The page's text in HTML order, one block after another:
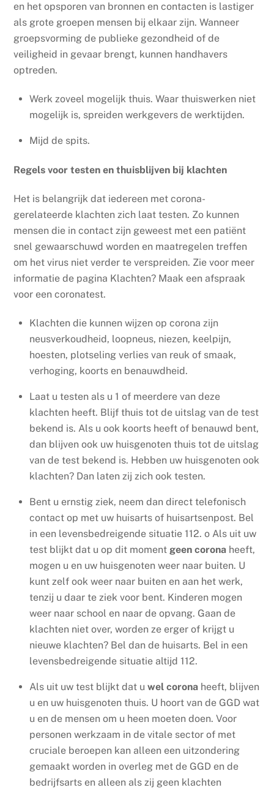
en het opsporen van bronnen en contacten is lastiger
als grote groepen mensen bij elkaar zijn. Wanneer
groepsvorming de publieke gezondheid of de
veiligheid in gevaar brengt, kunnen handhavers
optreden.
Werk zoveel mogelijk thuis. Waar thuiswerken niet
mogelijk is, spreiden werkgevers de werktijden.
Mijd de spits.
Regels voor testen en thuisblijven bij klachten
Het is belangrijk dat iedereen met corona-
gerelateerde klachten zich laat testen. Zo kunnen
mensen die in contact zijn geweest met een patiënt
snel gewaarschuwd worden en maatregelen treffen
om het virus niet verder te verspreiden. Zie voor meer
informatie de pagina Klachten? Maak een afspraak
voor een coronatest.
Klachten die kunnen wijzen op corona zijn
neusverkoudheid, loopneus, niezen, keelpijn,
hoesten, plotseling verlies van reuk of smaak,
verhoging, koorts en benauwdheid.
Laat u testen als u 1 of meerdere van deze
klachten heeft. Blijf thuis tot de uitslag van de test
bekend is. Als u ook koorts heeft of benauwd bent,
dan blijven ook uw huisgenoten thuis tot de uitslag
van de test bekend is. Hebben uw huisgenoten ook
klachten? Dan laten zij zich ook testen.
Bent u ernstig ziek, neem dan direct telefonisch
contact op met uw huisarts of huisartsenpost. Bel
in een levensbedreigende situatie 112. o Als uit uw
test blijkt dat u op dit moment geen corona heeft,
mogen u en uw huisgenoten weer naar buiten. U
kunt zelf ook weer naar buiten en aan het werk,
tenzij u daar te ziek voor bent. Kinderen mogen
weer naar school en naar de opvang. Gaan de
klachten niet over, worden ze erger of krijgt u
nieuwe klachten? Bel dan de huisarts. Bel in een
levensbedreigende situatie altijd 112.
Als uit uw test blijkt dat u wel corona heeft, blijven
u en uw huisgenoten thuis. U hoort van de GGD wat
u en de mensen om u heen moeten doen. Voor
personen werkzaam in de vitale sector of met
cruciale beroepen kan alleen een uitzondering
gemaakt worden in overleg met de GGD en de
bedrijfsarts en alleen als zij geen klachten